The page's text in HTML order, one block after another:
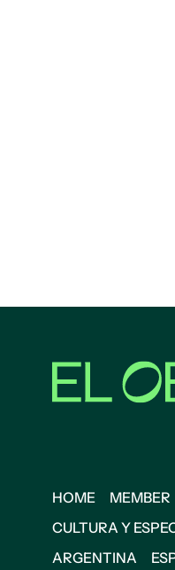
HOME MEMBER
CULTURA Y
ARGENTINA